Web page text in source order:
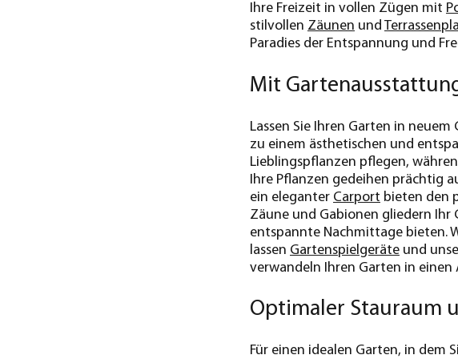
Ihre Freizeit in vollen Zügen mit
stilvollen Zäunen und
Paradies der Entspannung und
Mit
Lassen Sie Ihren Garten in
zu einem ästhetischen und
Lieblingspflanzen pflegen,
Ihre Pflanzen gedeihen prächtig
ein eleganter Carport bieten den
Zäune und Gabionen gliedern
entspannte Nachmittage bieten.
lassen Gartenspielgeräte und
verwandeln Ihren Garten in
Optimaler Stauraum
Für einen idealen Garten, in dem